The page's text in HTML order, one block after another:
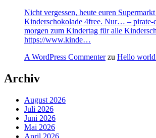
Nicht vergessen, heute euren
Kinderschokolade 4free. Nur… – pirate-
morgen zum Kindertag für alle
https://www.kinde…
A WordPress Commenterzu Hello
Archiv
August 2026
Juli 2026
Juni 2026
Mai 2026
April 2026